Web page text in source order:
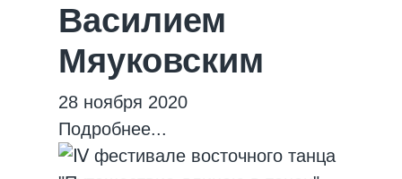
Василием
Мяуковским
28 ноября 2020
Подробнее...